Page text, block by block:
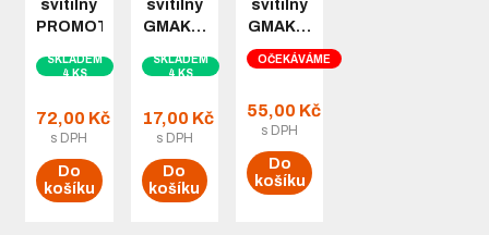
svítilny
PROMOT…
SKLADEM
4 KS
72,00 Kč
s DPH
Do
košíku
svítilny
GMAK…
SKLADEM
4 KS
17,00 Kč
s DPH
Do
košíku
svítilny
GMAK…
OČEKÁVÁME
55,00 Kč
s DPH
Do
košíku